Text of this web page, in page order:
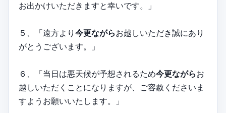
お出かけいただきますと幸いです。」
５、「遠方より 今更ながらお越しいただき誠にあり
がとうございます。」
６、「当日は悪天候が予想されるため今更ながらお
越しいただくことになりますが、ご容赦くださいま
すようお願いいたします。」